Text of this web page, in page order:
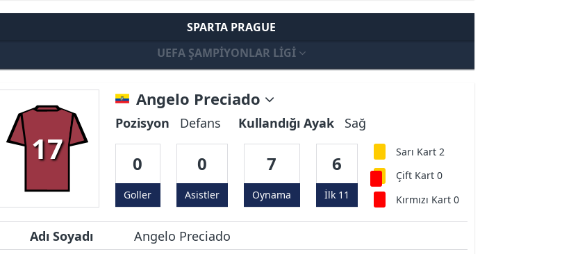
SPARTA PRAGUE
UEFA ŞAMPIYONLAR LIGI
17
Angelo Preciado
Pozisyon Defans Kullandığı Ayak Sağ
0
Goller
0
Asistler
7
Oynama
6
İlk 11
Sarı Kart 2
Çift Kart 0
Kırmızı Kart 0
Adı Soyadı
Angelo Preciado